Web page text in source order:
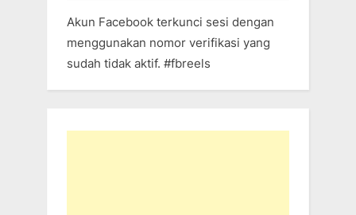
Akun Facebook terkunci sesi dengan
menggunakan nomor verifikasi yang
sudah tidak aktif. #fbreels